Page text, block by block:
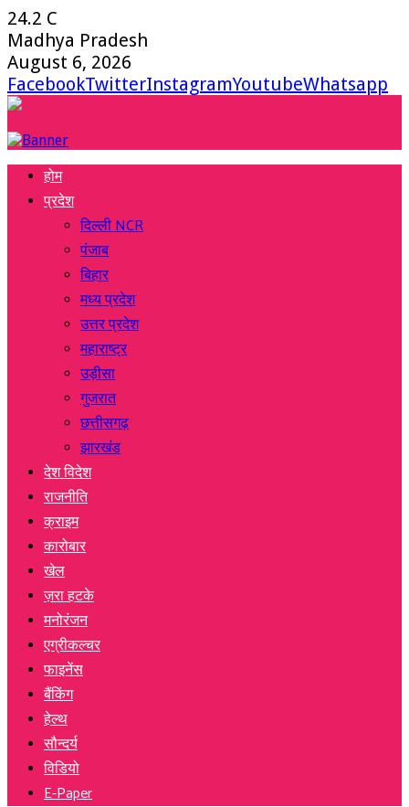
24.2 C
Madhya Pradesh
August 6, 2026
FacebookTwitterInstagramYoutubeWhatsapp
होम
प्रदेश
दिल्ली NCR
पंजाब
बिहार
मध्य प्रदेश
उत्तर प्रदेश
महाराष्ट्र
उड़ीसा
गुजरात
छत्तीसगढ़
झारखंड
देश विदेश
राजनीति
क्राइम
कारोबार
खेल
ज़रा हटके
मनोरंजन
एग्रीकल्चर
फाइनेंस
बैंकिंग
हेल्थ
सौन्दर्य
विडियो
E-Paper